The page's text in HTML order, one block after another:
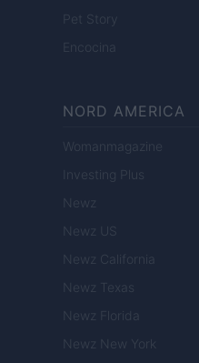
Pet Story
Encocina
NORD AMERICA
Womanmagazine
Investing Plus
Newz
Newz US
Newz California
Newz Texas
Newz Florida
Newz New York